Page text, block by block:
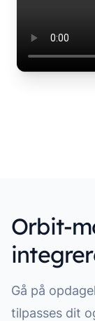
Orbit-
Gå på
tilpasses dit